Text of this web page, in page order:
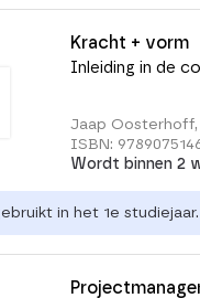
Kracht + vorm
Inleiding in de
Jaap
ISBN:
Wordt binnen 2
in het 1e studiejaar.